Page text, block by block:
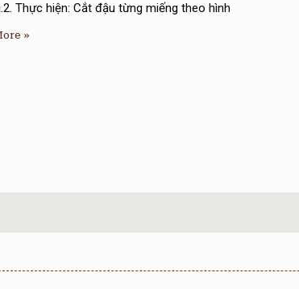
Thực hiện: Cắt đậu từng miếng theo hình
»